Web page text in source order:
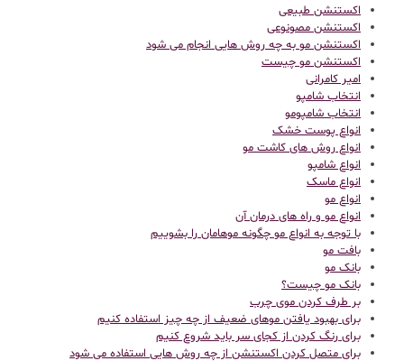
اکستنشن طبیعی
اکستنشن مصونوعی
اکستنشن مو به چه روش هایی انجام می شود
اکستنشن مو چیست
امیر کامرانی
انتخاب شامپو
انتخاب شامپومو
انواع پوست خشک
انواع روش های کاشت مو
انواع شامپو
انواع ماسک
انواع مو
انواع مو و راه های درمان آن
با توجه به انواع مو چگونه موهامان را بشوییم
بافت مو
بانک مو
بانک مو چیست؟
بر طرف کردن موی چرب
برای بهبود یافتن موهای ضعیف از چه چیز استفاده کنیم
برای رنگ کردن از کجای سر باید شروع کنیم
برای متصل کردن اکستنشن از چه روش هایی استفاده می شود